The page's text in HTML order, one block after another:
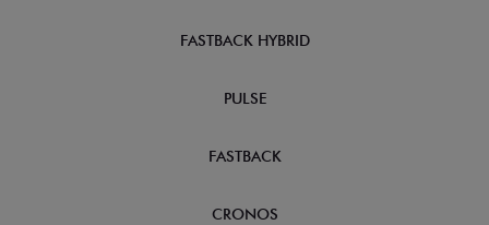
FASTBACK HYBRID
PULSE
FASTBACK
CRONOS